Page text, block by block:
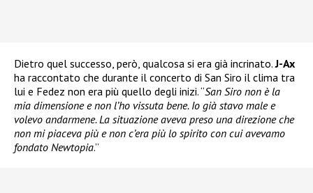
Dietro quel successo, però, qualcosa si era già incrinato.J-Ax
ha raccontato che durante il concerto di San Siro il clima tra
lui e Fedez non era più quello degli inizi. “San Siro non è la
mia dimensione e non l’ho vissuta bene. Io già stavo male e
volevo andarmene. La situazione aveva preso una direzione che
non mi piaceva più e non c’era più lo spirito con cui avevamo
fondato Newtopia.”